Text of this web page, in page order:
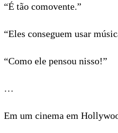
“É tão comovente.”
“Eles conseguem usar
“Como ele pensou nisso!”
…
Em um cinema em